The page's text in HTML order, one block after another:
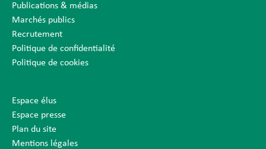
Publications & médias
Marchés publics
Recrutement
Politique de confidentialité
Politique de cookies
Espace élus
Espace presse
Plan du site
Mentions légales